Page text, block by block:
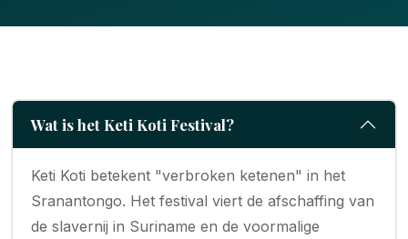
Wat is het Keti Koti Festival?
Keti Koti betekent "verbroken ketenen" in het
Sranantongo. Het festival viert de afschaffing van
de slavernij in Suriname en de voormalige